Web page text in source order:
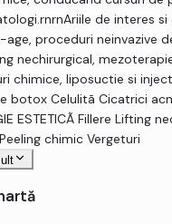
de interes si
proceduri neinvazive
nechirurgical,
chimice, liposuctie si
botox Celulitã Cicatrici
ESTETICÃ Fillere Lifting
chimic Vergeturi